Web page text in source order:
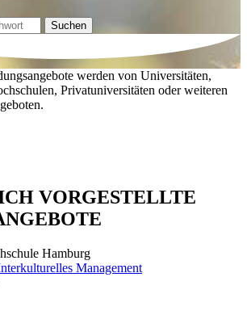
Suchen
werden von Universitäten,
Privatuniversitäten oder weiteren
VORGESTELLTE
Hamburg
Management